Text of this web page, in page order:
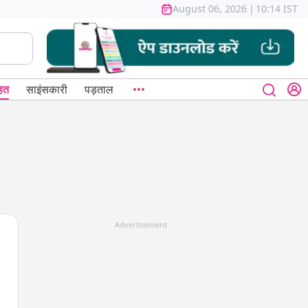
August 06, 2026 | 10:14 IST
साइंसकारी पड़ताल
Advertisement